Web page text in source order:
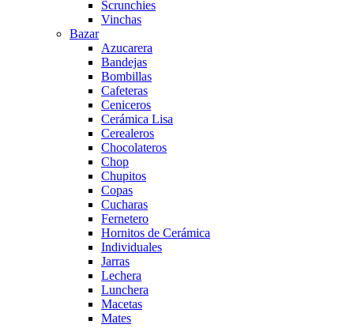
Scrunchies
Vinchas
Bazar
Azucarera
Bandejas
Bombillas
Cafeteras
Ceniceros
Cerámica Lisa
Cerealeros
Chocolateros
Chop
Chupitos
Copas
Cucharas
Fernetero
Hornitos de Cerámica
Individuales
Jarras
Lechera
Lunchera
Macetas
Mates